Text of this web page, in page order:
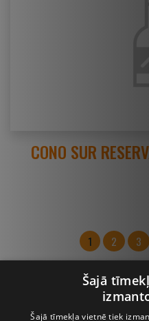
CONO SUR
1 2 3
Šajā
Šajā tīmekļa vietnē tiek